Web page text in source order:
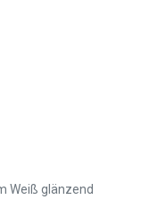
Weiß glänzend